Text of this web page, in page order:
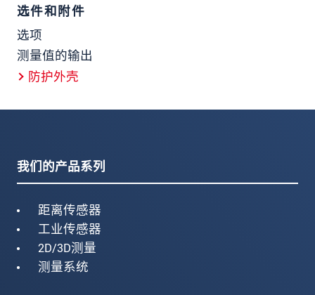
选件和附件
选项
测量值的输出
防护外壳
我们的产品系列
距离传感器
工业传感器
2D/3D测量
测量系统